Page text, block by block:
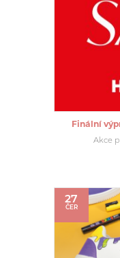
Finální
Akce
27
ČER